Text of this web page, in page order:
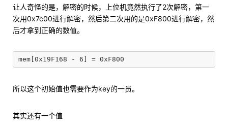
让人奇怪的是，解密的时候，上位机竟然执行了2次解密，第一
次用0x7c00进行解密，然后第二次用的是0xF800进行解密，然
后才拿到正确的数值。
所以这个初始值也需要作为key的一员。
其实还有一个值